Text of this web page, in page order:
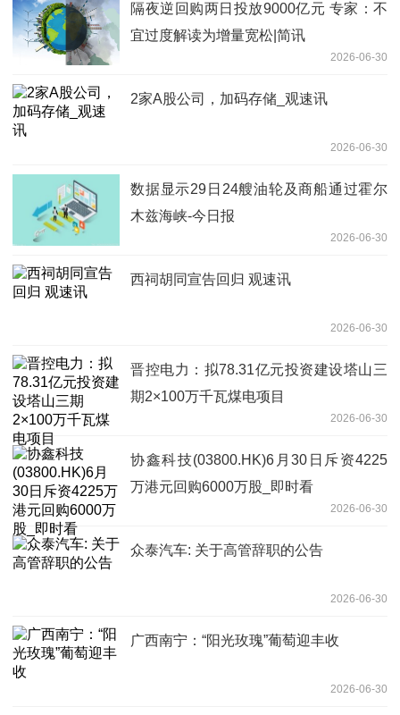
隔夜逆回购两日投放9000亿元 专家：不
宜过度解读为增量宽松|简讯
2026-06-30
2家A股公司，加码存储_观速讯
2026-06-30
数据显示29日24艘油轮及商船通过霍尔
木兹海峡-今日报
2026-06-30
西祠胡同宣告回归 观速讯
2026-06-30
晋控电力：拟78.31亿元投资建设塔山三
期2×100万千瓦煤电项目
2026-06-30
协鑫科技(03800.HK)6月30日斥资4225
万港元回购6000万股_即时看
2026-06-30
众泰汽车: 关于高管辞职的公告
2026-06-30
广西南宁：“阳光玫瑰”葡萄迎丰收
2026-06-30